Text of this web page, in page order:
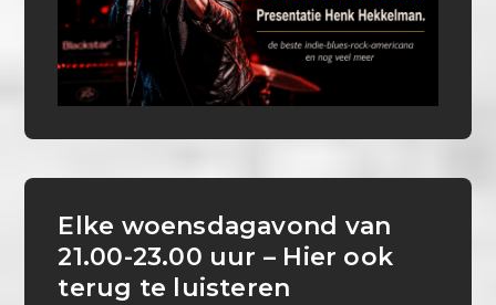
Elke woensdagavond van
21.00-23.00 uur – Hier ook
terug te luisteren